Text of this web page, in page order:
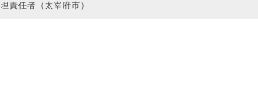
責任者（太宰府市）